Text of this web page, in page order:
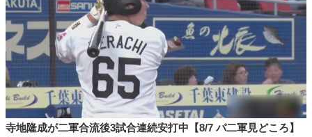
寺地隆成が二軍合流後3試合連続安打中【8/7 パ二軍見どころ】